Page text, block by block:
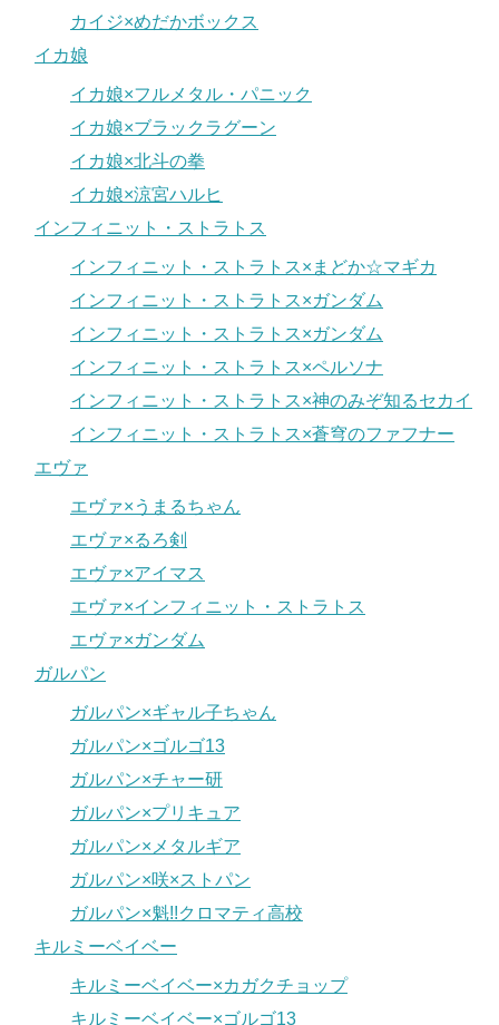
カイジ×めだかボックス
イカ娘
イカ娘×フルメタル・パニック
イカ娘×ブラックラグーン
イカ娘×北斗の拳
イカ娘×涼宮ハルヒ
インフィニット・ストラトス
インフィニット・ストラトス×まどか☆マギカ
インフィニット・ストラトス×ガンダム
インフィニット・ストラトス×ガンダム
インフィニット・ストラトス×ペルソナ
インフィニット・ストラトス×神のみぞ知るセカイ
インフィニット・ストラトス×蒼穹のファフナー
エヴァ
エヴァ×うまるちゃん
エヴァ×るろ剣
エヴァ×アイマス
エヴァ×インフィニット・ストラトス
エヴァ×ガンダム
ガルパン
ガルパン×ギャル子ちゃん
ガルパン×ゴルゴ13
ガルパン×チャー研
ガルパン×プリキュア
ガルパン×メタルギア
ガルパン×咲×ストパン
ガルパン×魁!!クロマティ高校
キルミーベイベー
キルミーベイベー×カガクチョップ
キルミーベイベー×ゴルゴ13